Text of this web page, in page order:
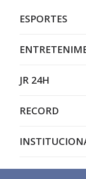
ESPORTES
JR 24H
RECORD